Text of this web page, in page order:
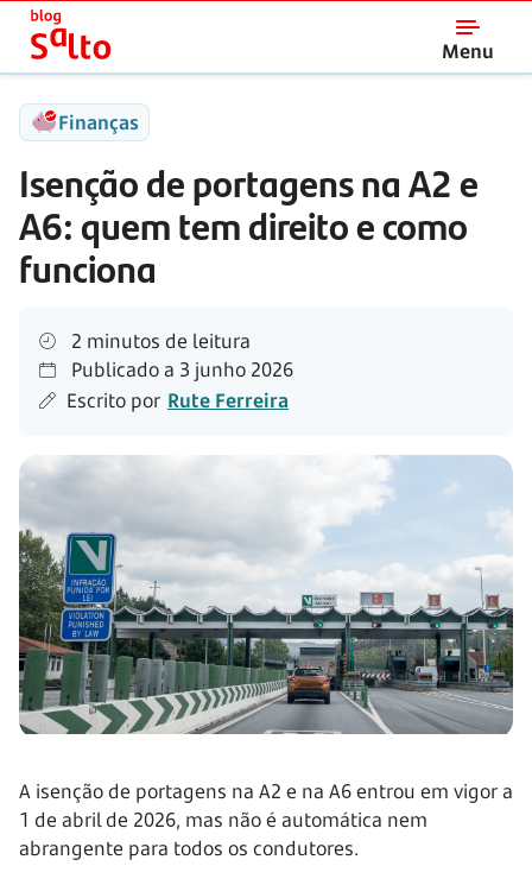
Menu
Salto
Finanças
Isenção de portagens na A2 e
A6: quem tem direito e como
funciona
2 minutos de leitura
Publicado a 3 junho 2026
Escrito por Rute Ferreira
A isenção de portagens na A2 e na A6 entrou em vigor a
1 de abril de 2026, mas não é automática nem
abrangente para todos os condutores.